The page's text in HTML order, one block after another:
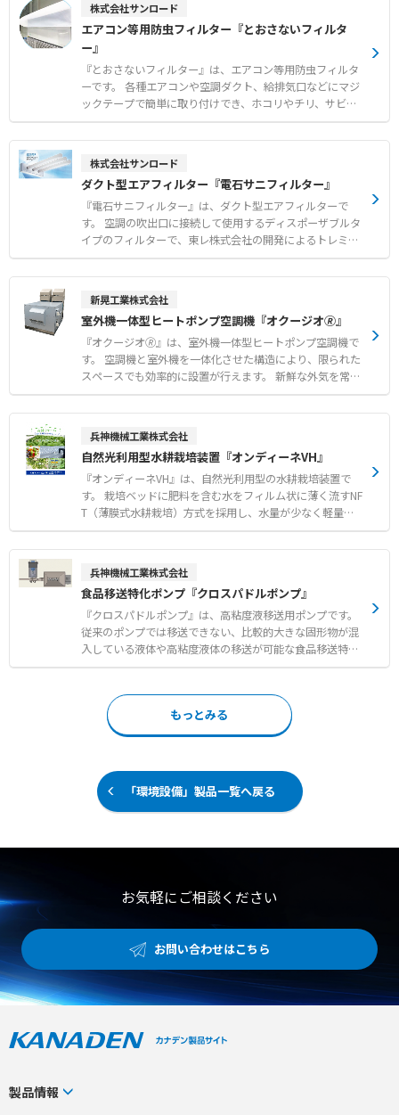
勝手にも配慮された設計です。 メーカー国内工場にて10m
m単位で1枚からオーダーメイド製作が可能で、短納期で
それぞれの窓枠に合わせたサイズを提供します。 【特徴】
●80メッシュの極細網目による微小な虫やホコリの確実な
侵入防止 ●マジックテープによる簡単な取り付けと窓開閉
用ファスナーの搭載 ●メーカー国内工場での10mm単位の
オーダーメイド製作と短納期対応 【用途・事例】 ●網戸
の防虫対策 ●食品工場等における手軽で確実なフードディ
フェンスの構築
株式会社サンロード
エアコン等用防虫フィルター『とおさないフィルタ
ー』
『とおさないフィルター』は、エアコン等用防虫フィルタ
ーです。 各種エアコンや空調ダクト、給排気口などにマジ
ックテープで簡単に取り付けでき、ホコリやチリ、サビの
飛散や小さな虫の侵入を効果的に防ぎます。 通気性の高い
素材を使用しているため空調機に負荷をかけず、燃焼時に
形状に加え、設置場所に応じたオーダーメイド製作にも対
応可能です。 標準タイプと、より微小な異物に対応する目
細タイプから、用途に合わせて選択できます。 【特徴】
●空調機やダクトからのホコリ飛散および微小昆虫の侵入
防止 ●マジックテープ仕様による簡単設置とスムーズなフ
ィルター交換 ●空調機に負荷をかけない高い通気性と燃焼
時無毒な安全素材 【用途・事例】 ●食品工場におけるフ
床置パッケージ型など各種エアコンへの防虫対策 ●サビの
飛散が懸念されるユニットクーラーなどの衛生環境改善
株式会社サンロード
ダクト型エアフィルター『電石サニフィルター』
『電石サニフィルター』は、ダクト型エアフィルターで
す。 空調の吹出口に接続して使用するディスポーザブルタ
イプのフィルターで、東レ株式会社の開発によるトレミク
ロンを採用しています。 プラスとマイナスに分極させた不
織布による強力な電界が、周囲の浮遊粒子やカビ、ホコリ
ラの少ない均一な室内環境を実現し、作業者の体感温度低
下や食材の表面乾燥を防ぎます。 汚れたら新品に交換する
だけの簡単メンテナンスで、衛生的かつ経済的にクリーン
な作業空間を維持できます。 【特徴】 ●トレミクロンの
電界によるカビやホコリなどの優れた吸着性能 ●微風吹出
しによる室内の温度ムラ解消と食材の表面乾燥防止 ●汚れ
たら交換するだけのディスポーザブル仕様による高い衛生
けるカビ飛散や落下菌対策 ●空調の冷風直撃による作業者
の体感温度低下の改善 ●室内の均一な温度管理が求められ
る現場での空調環境向上
新晃工業株式会社
室外機一体型ヒートポンプ空調機『オクージオ🄬』
『オクージオ🄬』は、室外機一体型ヒートポンプ空調機で
す。 空調機と室外機を一体化させた構造により、限られた
スペースでも効率的に設置が行えます。 新鮮な外気を常時
取り入れる全外気システムを採用しており、屋内の空気環
境を快適に維持します。 オプションのドライモジュールを
デフロスト時における冷風送風を緩和いたします。 さらに
水気化式加湿器の搭載も可能であり、乾燥しがちな冬期の
室内にも潤いのある空気を提供します。 【特徴】 ●空調
機と室外機を一体化させた省スペース設計による高い設置
性 ●新鮮な外気を常時取り入れて屋内の空気環境を快適に
保つ全外気システム ●除湿再熱や冬期の冷風送風緩和を可
能にするドライモジュールオプション 【用途・事例】 ●
業所での一般空調 ●適切な湿度管理が必要な冬期の室内に
おける大容量加湿を伴う空気制御 ●複数台を連携させてデ
フロスト時の能力低下を抑制するローテーション運用
兵神機械工業株式会社
自然光利用型水耕栽培装置『オンディーネVH』
『オンディーネVH』は、自然光利用型の水耕栽培装置で
す。 栽培ベッドに肥料を含む水をフィルム状に薄く流すNF
T（薄膜式水耕栽培）方式を採用し、水量が少なく軽量化
されているため、資材コストを抑えることができます。 ス
ライド式栽培台を用いて栽培面積を増やし、限られたスペ
により循環養液の肥料濃度や酸度を自動で管理でき、養液
温度の調整も可能なため、作物の生育に適した環境を維持
します。 初期投資を抑えやすく、充実した栽培技術サポー
ト研修が用意されているため、農業未経験の方や異業種か
らの新規参入、農福連携の事業としても取り組みやすいシ
ステムです。 【特徴】 ●NFT方式とスライド式栽培台によ
ラと熱交換器を用いた養液濃度や温度の自動管理 ●設計か
ら施工および導入後の栽培技術指導まで一貫したトータル
サポート 【用途・事例】 ●異業種からの農業ビジネス新
よる露地栽培や土耕栽培からの転換および生産品目の拡大
兵神機械工業株式会社
食品移送特化ポンプ『クロスパドルポンプ』
『クロスパドルポンプ』は、高粘度液移送用ポンプです。
従来のポンプでは移送できない、比較的大きな固形物が混
入している液体や高粘度液体の移送が可能な食品移送特化
ポンプです。 二対のパドルがケーシング内で回転運動をす
入液体の移送に対応し、デリケートなつぶ物も低破損率で
移送できます。 10万CPの高粘度液も超低速回転により、
移送物を練らずに移送することが可能です。 可逆運転機能
で簡単に分解できるためメンテナンス性にも優れていま
す。 【特徴】 ●5cm大の固形物混入液体を低破損率で移
送可能 ●10万CPの高粘度液を超低速回転で練らずに移送
●わずか1〜2分で簡単に分解できる優れたメンテナンス性
材の成型機ホッパーへの移送 ●デリケートな固形物を含む
もっとみる
「環境設備」製品一覧へ戻る
お気軽にご相談ください
お問い合わせはこちら
製品情報